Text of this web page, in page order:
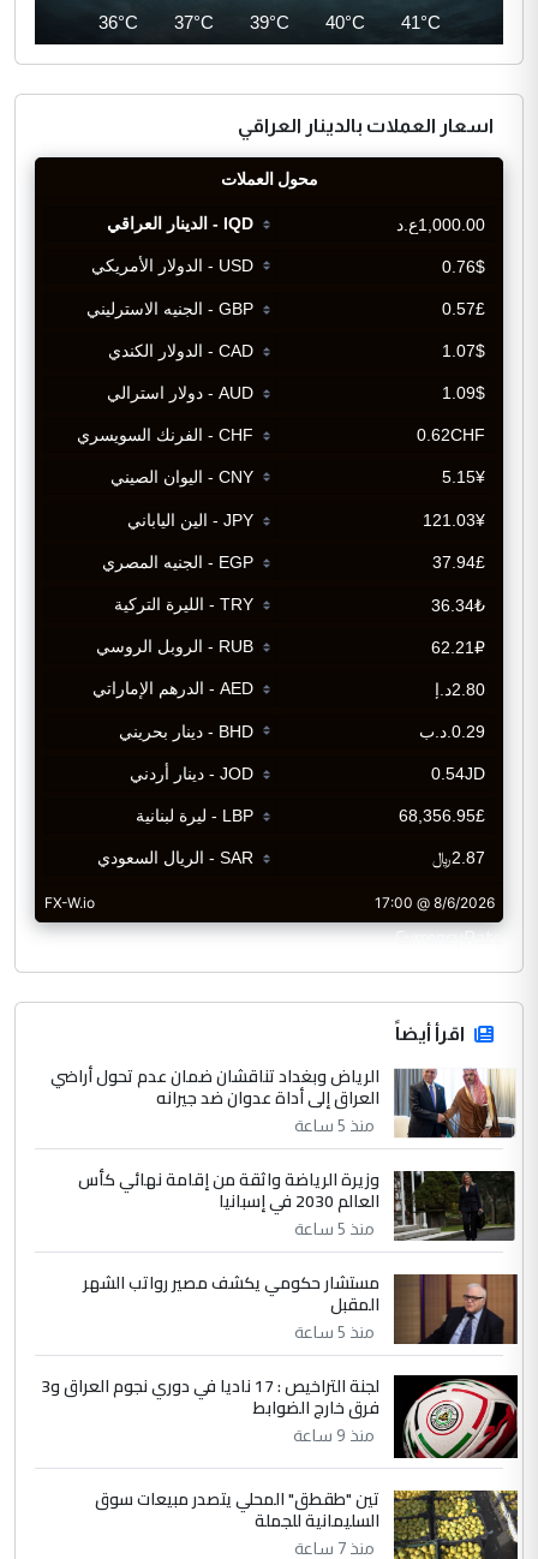
41°C
40°C
39°C
37°C
36°C
اسعار العملات بالدينار العراقي
CurrencyRate
اقرأ أيضاً
الرياض وبغداد تناقشان ضمان عدم تحول أراضي
العراق إلى أداة عدوان ضد جيرانه
منذ 5 ساعة
وزيرة الرياضة واثقة من إقامة نهائي كأس
العالم 2030 في إسبانيا
منذ 5 ساعة
مستشار حكومي يكشف مصير رواتب الشهر
المقبل
منذ 5 ساعة
لجنة التراخيص : 17 ناديا في دوري نجوم العراق و3
فرق خارج الضوابط
منذ 9 ساعة
تين "طقطق" المحلي يتصدر مبيعات سوق
السليمانية للجملة
منذ 7 ساعة